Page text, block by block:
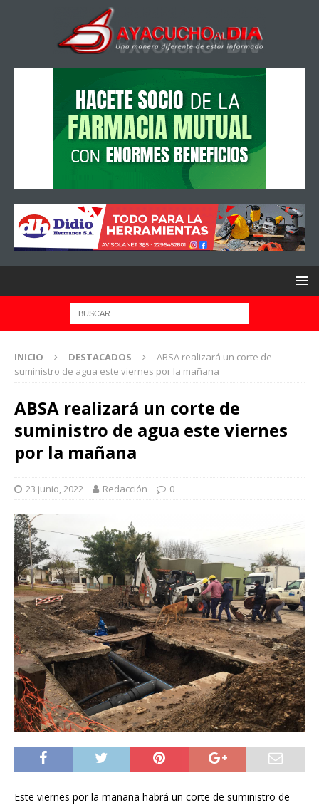
INICIO DESTACADOS
ABSA realizará un corte de
suministro de agua este viernes por la mañana
ABSA realizará un corte de
suministro de agua este viernes
por la mañana
23 junio, 2022 Redacción 0
Este viernes por la mañana habrá un corte de suministro de